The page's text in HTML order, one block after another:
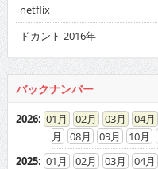
netflix
ドカント 2016年
バックナンバー
2026: 01 02 03 04
08
09 10
2025: 01 02 03 04